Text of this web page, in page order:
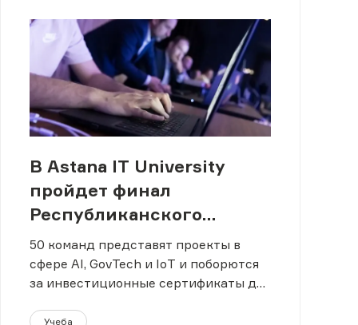
В Astana IT University
пройдет финал
Республиканского
хакатона для школьников
50 команд представят проекты в
сфере AI, GovTech и IoT и поборются
за инвестиционные сертификаты до
Учеба